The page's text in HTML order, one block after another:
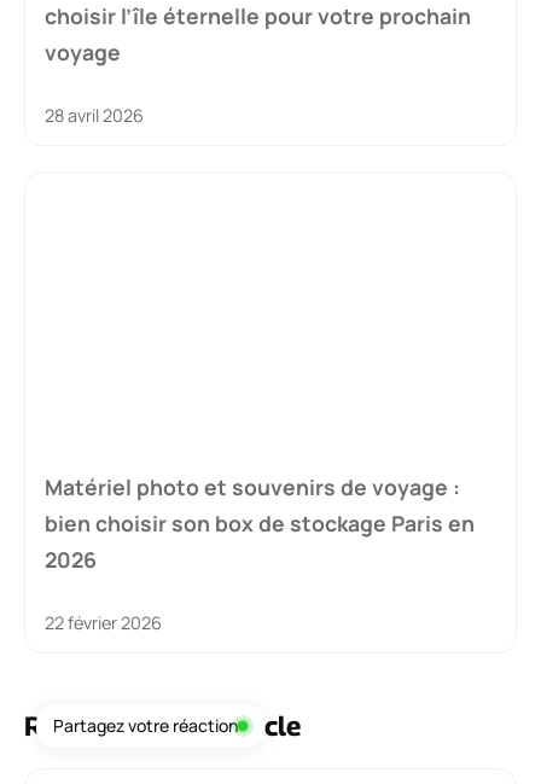
choisir l’île éternelle pour votre prochain
voyage
28 avril 2026
Matériel photo et souvenirs de voyage :
bien choisir son box de stockage Paris en
2026
22 février 2026
Réagissez à cet article
Partagez votre réaction